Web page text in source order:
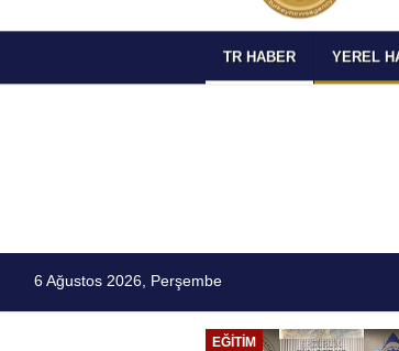
TR HABER YEREL
6 Ağustos 2026, Perşembe
EĞITIM